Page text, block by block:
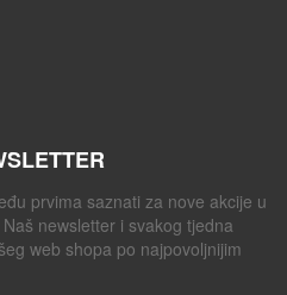
prvima saznati za nove akcije u
newsletter i svakog tjedna
web shopa po najpovoljnijim